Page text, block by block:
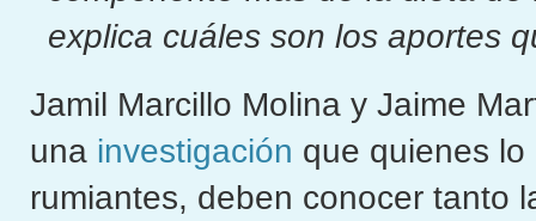
explica cuáles son los aportes
Jamil Marcillo Molina y Jaime
una investigación que quienes
rumiantes, deben conocer tanto